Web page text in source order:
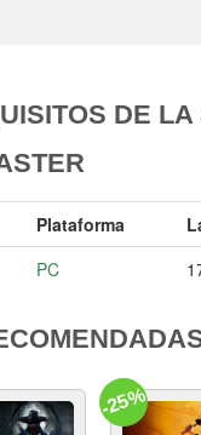
DE
Plataforma
PC
-25%